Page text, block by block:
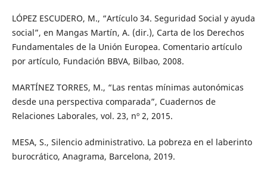
LÓPEZ ESCUDERO, M., “Artículo 34. Seguridad Social y ayuda
social”, en Mangas Martín, A. (dir.), Carta de los Derechos
Fundamentales de la Unión Europea. Comentario artículo
por artículo, Fundación BBVA, Bilbao, 2008.
MARTÍNEZ TORRES, M., “Las rentas mínimas autonómicas
desde una perspectiva comparada”, Cuadernos de
Relaciones Laborales, vol. 23, nº 2, 2015.
MESA, S., Silencio administrativo. La pobreza en el laberinto
burocrático, Anagrama, Barcelona, 2019.